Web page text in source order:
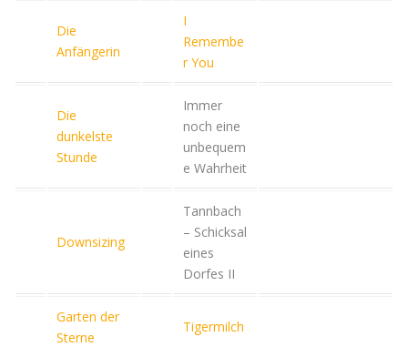
Die
Anfängerin
I
Remembe
r You
Die
dunkelste
Stunde
Immer
noch eine
unbequem
e Wahrheit
Downsizing
Tannbach
– Schicksal
eines
Dorfes II
Garten der
Sterne
Tigermilch